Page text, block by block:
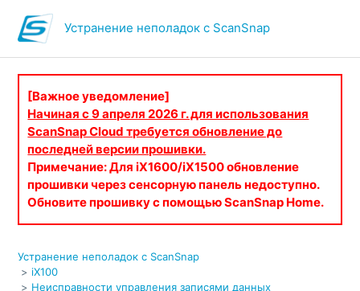
Устранение неполадок с ScanSnap
[Важное уведомление]
Начиная с 9 апреля 2026 г. для использования
ScanSnap Cloud требуется обновление до
последней версии прошивки.
Примечание: Для iX1600/iX1500 обновление
прошивки через сенсорную панель недоступно.
Обновите прошивку с помощью ScanSnap Home.
Устранение неполадок с ScanSnap
iX100
Неисправности управления записями данных